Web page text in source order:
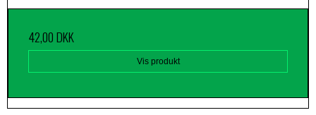
42,00 DKK
Vis produkt